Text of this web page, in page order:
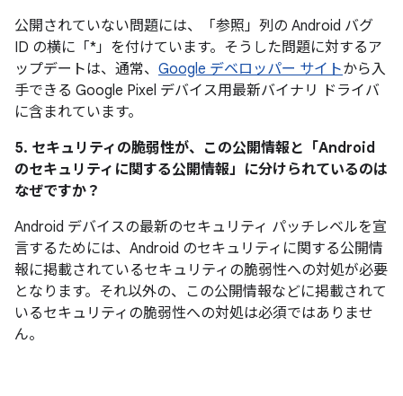
公開されていない問題には、「参照」 列の Android バグ
ID の横に「*」を付けています。そうした問題に対するア
ップデートは、通常、 Google デベロッパー サイトから入
手できる Google Pixel デバイス用最新バイナリ ドライバ
に含まれています。
5. セキュリティの脆弱性が、この公開情報と「Android
のセキュリティに関する公開情報」に分けられているのは
なぜですか？
Android デバイスの最新のセキュリティ パッチレベルを宣
言するためには、Android のセキュリティに関する公開情
報に掲載されているセキュリティの脆弱性への対処が必要
となります。それ以外の、この公開情報などに掲載されて
いるセキュリティの脆弱性への対処は必須ではありませ
ん。